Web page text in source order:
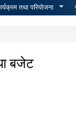
तथा परियोजना
बजेट